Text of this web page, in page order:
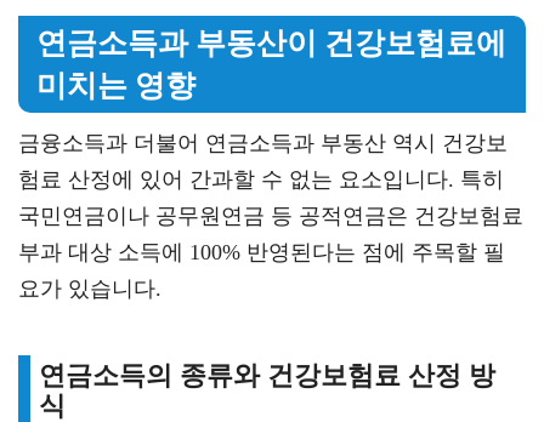
연금소득과 부동산이 건강보험료에
미치는 영향
금융소득과 더불어 연금소득과 부동산 역시 건강보
험료 산정에 있어 간과할 수 없는 요소입니다. 특히
국민연금이나 공무원연금 등 공적연금은 건강보험료
부과 대상 소득에 100% 반영된다는 점에 주목할 필
요가 있습니다.
연금소득의 종류와 건강보험료 산정 방
식